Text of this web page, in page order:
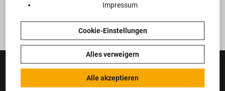
Kontakt
Impressum
Cookie-Einstellungen
Alles verweigern
Alle akzeptieren